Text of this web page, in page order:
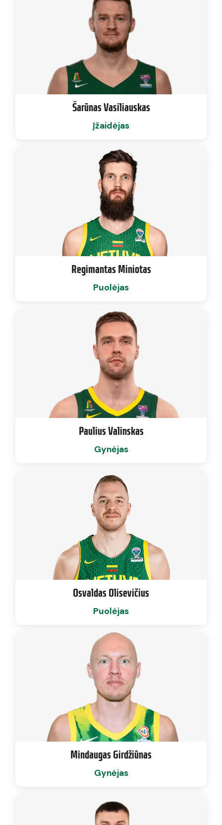
Šarūnas Vasiliauskas
Įžaidėjas
Regimantas Miniotas
Puolėjas
Paulius Valinskas
Gynėjas
Osvaldas Olisevičius
Puolėjas
Mindaugas Girdžiūnas
Gynėjas